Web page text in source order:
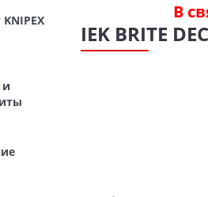
и
В
IEK BRITE